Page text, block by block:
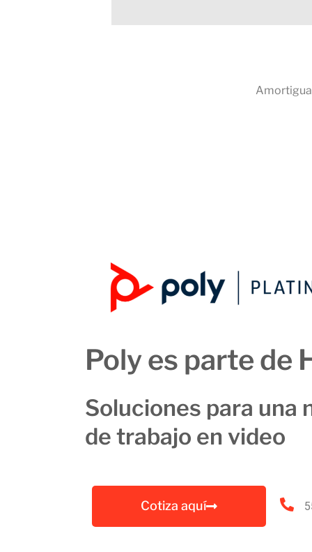
Poly es parte de
Soluciones para una
de trabajo en video
Cotiza aquí